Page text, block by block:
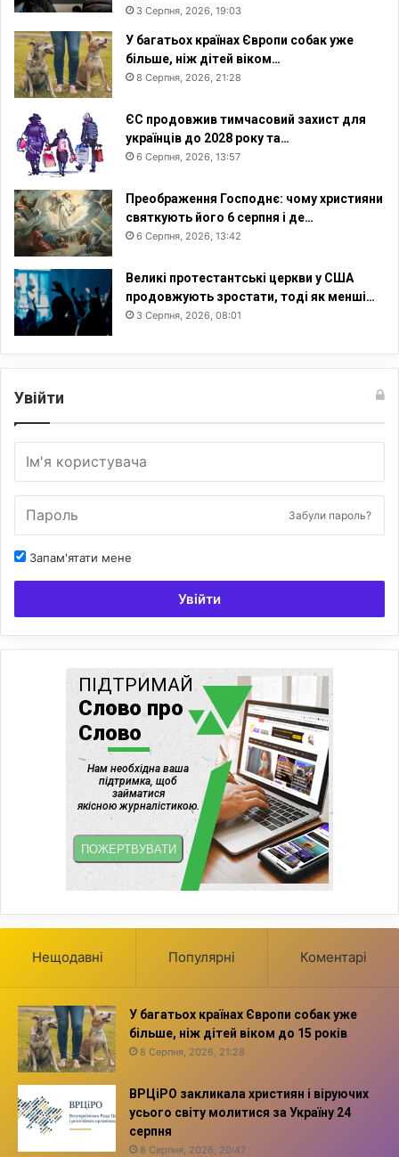
3 Серпня, 2026, 19:03
У багатьох країнах Європи собак уже
більше, ніж дітей віком…
8 Серпня, 2026, 21:28
ЄС продовжив тимчасовий захист для
українців до 2028 року та…
6 Серпня, 2026, 13:57
Преображення Господнє: чому християни
святкують його 6 серпня і де…
6 Серпня, 2026, 13:42
Великі протестантські церкви у США
продовжують зростати, тоді як менші…
3 Серпня, 2026, 08:01
Увійти
Забули пароль?
Запам'ятати мене
Увійти
Нещодавні Популярні Коментарі
У багатьох країнах Європи собак уже
більше, ніж дітей віком до 15 років
8 Серпня, 2026, 21:28
ВРЦіРО закликала християн і віруючих
усього світу молитися за Україну 24
серпня
8 Серпня, 2026, 20:47